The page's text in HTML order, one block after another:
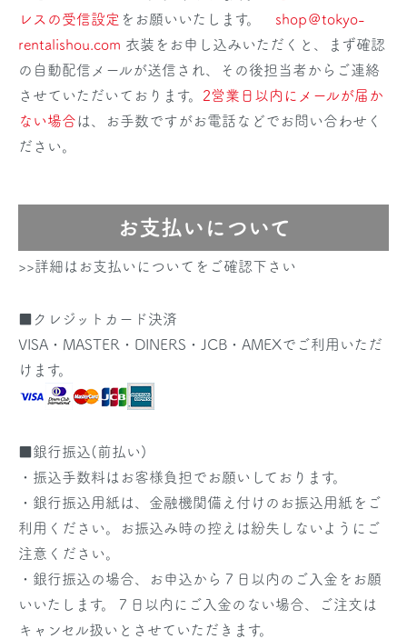
レスの受信設定 をお願いいたします。 shop＠tokyo-
rentalishou.com 衣装をお申し込みいただくと、まず確認
の自動配信メールが送信され、その後担当者からご連絡
させていただいております。 2営業日以内にメールが届か
ない場合は、お手数ですがお電話などでお問い合わせく
ださい。
お支払いについて
>>詳細はお支払いについてをご確認下さい
■クレジットカード決済
VISA・MASTER・DINERS・JCB・AMEXでご利用いただ
けます。
■銀行振込(前払い)
・振込手数料はお客様負担でお願いしております。
・銀行振込用紙は、金融機関備え付けのお振込用紙をご
利用ください。お振込み時の控えは紛失しないようにご
注意ください。
・銀行振込の場合、お申込から７日以内のご入金をお願
いいたします。７日以内にご入金のない場合、ご注文は
キャンセル扱いとさせていただきます。